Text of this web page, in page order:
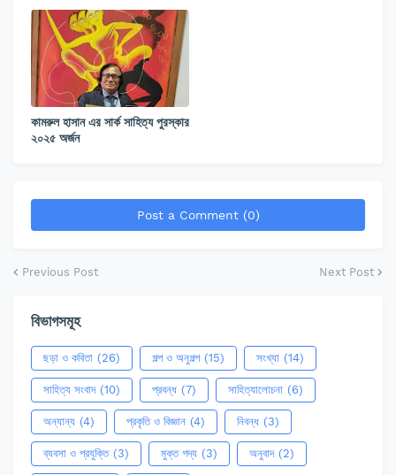
কামরুল হাসান এর সার্ক সাহিত্য পুরস্কার
২০২৫ অর্জন
Post a Comment (0)
Previous Post Next Post
বিভাগসমূহ
ছড়া ও কবিতা (26) গল্প ও অনুগল্প (15) সংখ্যা (14)
সাহিত্য সংবাদ (10) প্রবন্ধ (7) সাহিত্যালোচনা (6)
অন্যান্য (4) প্রকৃতি ও বিজ্ঞান (4) নিবন্ধ (3)
ব্যবসা ও প্রযুক্তি (3) মুক্ত গদ্য (3) অনুবাদ (2)